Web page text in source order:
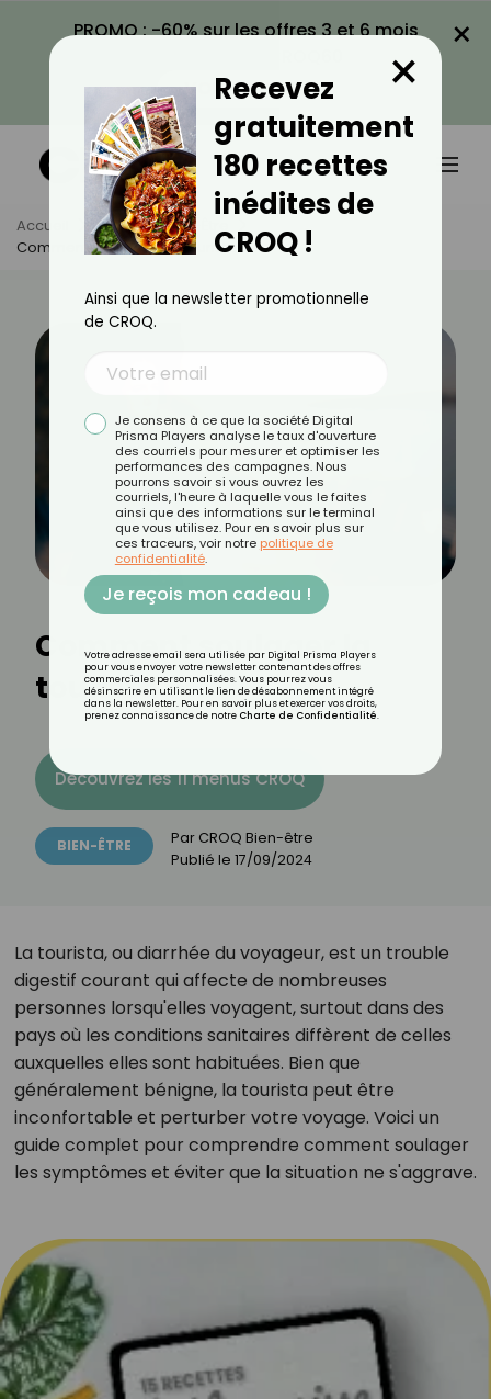
PROMO : -60% sur les offres 3 et 6 mois
VOIR LA PROMO
×
Accueil Actus
Bien-Être
Comment Soulager La Tourista ?
Comment soulager la
tourista ?
Découvrez les 11 menus CROQ
BIEN-ÊTRE Par CROQ Bien-être
Publié le 17/09/2024
La tourista, ou diarrhée du voyageur, est un trouble
digestif courant qui affecte de nombreuses
personnes lorsqu'elles voyagent, surtout dans des
pays où les conditions sanitaires diffèrent de celles
auxquelles elles sont habituées. Bien que
généralement bénigne, la tourista peut être
inconfortable et perturber votre voyage. Voici un
guide complet pour comprendre comment soulager
les symptômes et éviter que la situation ne s'aggrave.
Recevez
gratuitement
180 recettes
inédites de
CROQ !
×
Ainsi que la newsletter promotionnelle
de CROQ.
Je consens à ce que la société Digital
Prisma Players analyse le taux d'ouverture
des courriels pour mesurer et optimiser les
performances des campagnes. Nous
pourrons savoir si vous ouvrez les
courriels, l'heure à laquelle vous le faites
ainsi que des informations sur le terminal
que vous utilisez. Pour en savoir plus sur
ces traceurs, voir notre politique de
confidentialité.
Je reçois mon cadeau !
Votre adresse email sera utilisée par Digital Prisma Players
pour vous envoyer votre newsletter contenant des offres
commerciales personnalisées. Vous pourrez vous
désinscrire en utilisant le lien de désabonnement intégré
dans la newsletter. Pour en savoir plus et exercer vos droits,
prenez connaissance de notre Charte de Confidentialité.